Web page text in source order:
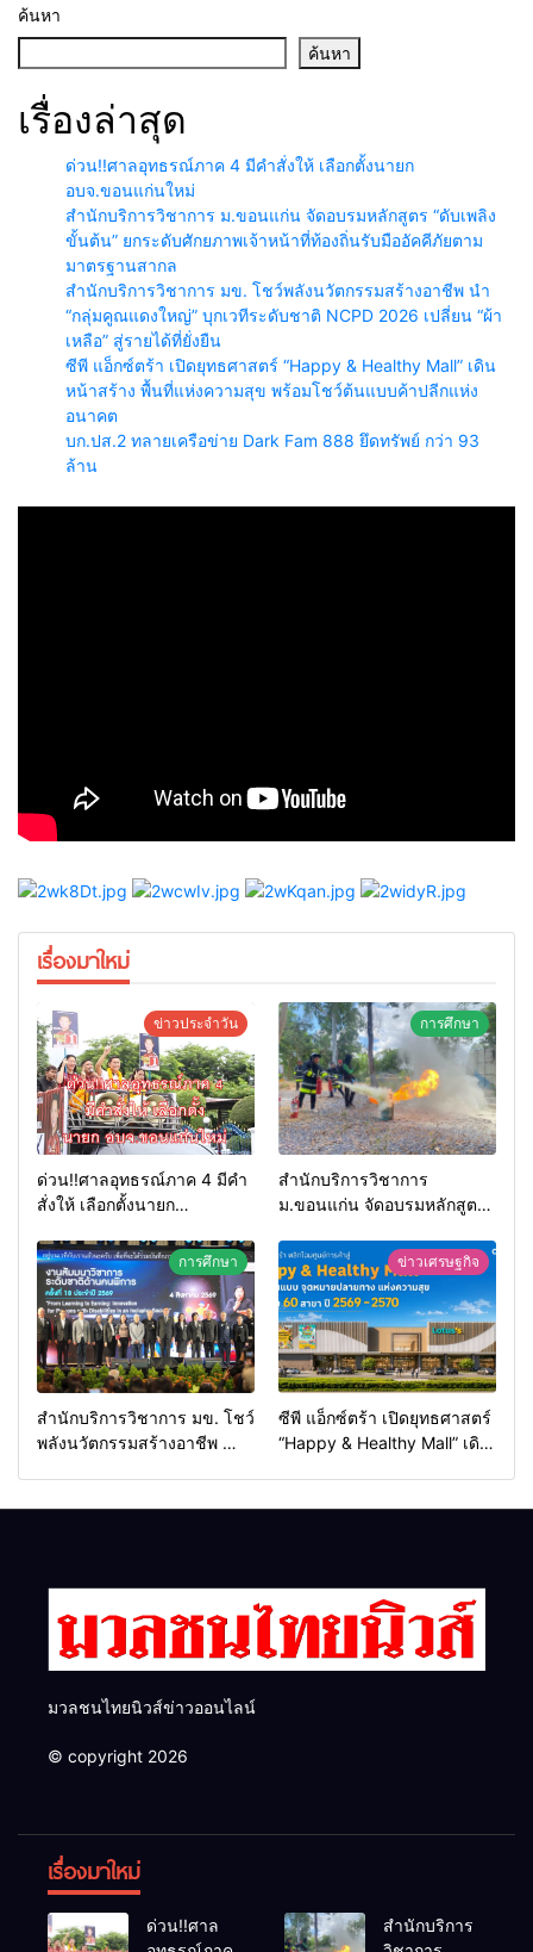
สัญจรเมืองแปะ”
ค้นหา
ค้นหา
เรื่องล่าสุด
ด่วน!!ศาลอุทธรณ์ภาค 4 มีคำสั่งให้ เลือกตั้งนายก
อบจ.ขอนแก่นใหม่
สำนักบริการวิชาการ ม.ขอนแก่น จัดอบรมหลักสูตร “ดับเพลิง
ขั้นต้น” ยกระดับศักยภาพเจ้าหน้าที่ท้องถิ่นรับมืออัคคีภัยตาม
มาตรฐานสากล
สำนักบริการวิชาการ มข. โชว์พลังนวัตกรรมสร้างอาชีพ นำ
“กลุ่มคูณแดงใหญ่” บุกเวทีระดับชาติ NCPD 2026 เปลี่ยน “ผ้า
เหลือ” สู่รายได้ที่ยั่งยืน
ซีพี แอ็กซ์ตร้า เปิดยุทธศาสตร์ “Happy & Healthy Mall” เดิน
หน้าสร้าง พื้นที่แห่งความสุข พร้อมโชว์ต้นแบบค้าปลีกแห่ง
อนาคต
บก.ปส.2 ทลายเครือข่าย Dark Fam 888 ยึดทรัพย์ กว่า 93
ล้าน
เรื่องมาใหม่
ข่าวประจำวัน
ด่วน!!ศาลอุทธรณ์ภาค 4 มีคำ
สั่งให้ เลือกตั้งนายก
การศึกษา
สำนักบริการวิชาการ
ม.ขอนแก่น จัดอบรมหลักสูตร
ศักยภาพเจ้าหน้าที่ท้องถิ่น
รับมืออัคคีภัยตามมาตรฐาน
สากล
การศึกษา
สำนักบริการวิชาการ มข. โชว์
พลังนวัตกรรมสร้างอาชีพ นำ
ข่าวเศรษฐกิจ
ซีพี แอ็กซ์ตร้า เปิดยุทธศาสตร์
“Happy & Healthy Mall” เดิน
มวลชนไทยนิวส์ข่าวออนไลน์
© copyright 2026
เรื่องมาใหม่
ด่วน!!ศาล
สำนักบริการ